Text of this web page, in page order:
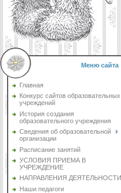
Меню сайта
Главная
Конкурс сайтов образовательных
учреждений
История создания
образовательного учреждения
Сведения об образовательной
организации
Расписание занятий
УСЛОВИЯ ПРИЕМА В
УЧРЕЖДЕНИЕ
НАПРАВЛЕНИЯ ДЕЯТЕЛЬНОСТИ
Наши педагоги